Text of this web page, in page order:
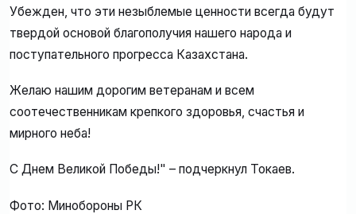
Убежден, что эти незыблемые ценности всегда будут
твердой основой благополучия нашего народа и
поступательного прогресса Казахстана.
Желаю нашим дорогим ветеранам и всем
соотечественникам крепкого здоровья, счастья и
мирного неба!
С Днем Великой Победы!" – подчеркнул Токаев.
Фото: Минобороны РК